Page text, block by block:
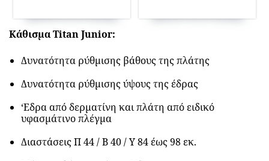
Kάθισμα Τitan Junior:
Δυνατότητα ρύθμισης βάθους της πλάτης
Δυνατότητα ρύθμισης ύψους της έδρας
‘Εδρα από δερματίνη και πλάτη από ειδικό
υφασμάτινο πλέγμα
Διαστάσεις Π 44 / Β 40 / Υ 84 έως 98 εκ.